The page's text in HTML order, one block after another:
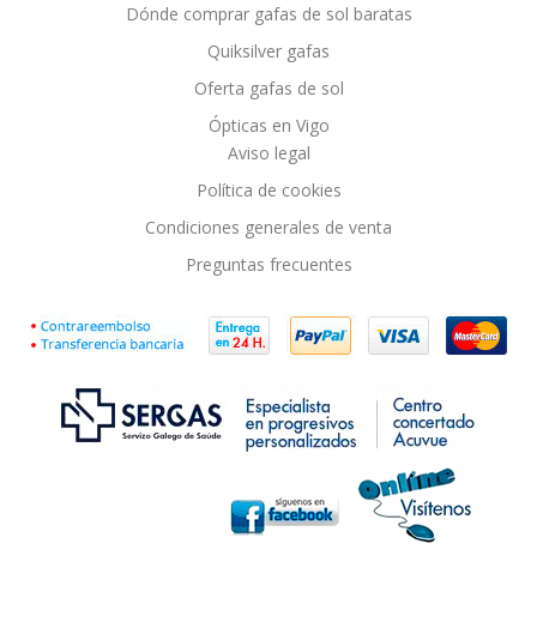
Dónde comprar gafas de sol baratas
Quiksilver gafas
Oferta gafas de sol
Ópticas en Vigo
Aviso legal
Política de cookies
Condiciones generales de venta
Preguntas frecuentes